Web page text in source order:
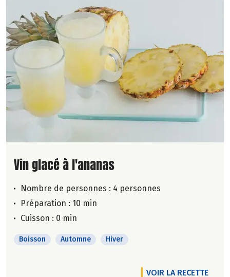
Lire la suite de la recette
Vin glacé à l'ananas
Nombre de personnes : 4 personnes
Préparation : 10 min
Cuisson : 0 min
Boisson Automne Hiver
VOIR LA RECETTE